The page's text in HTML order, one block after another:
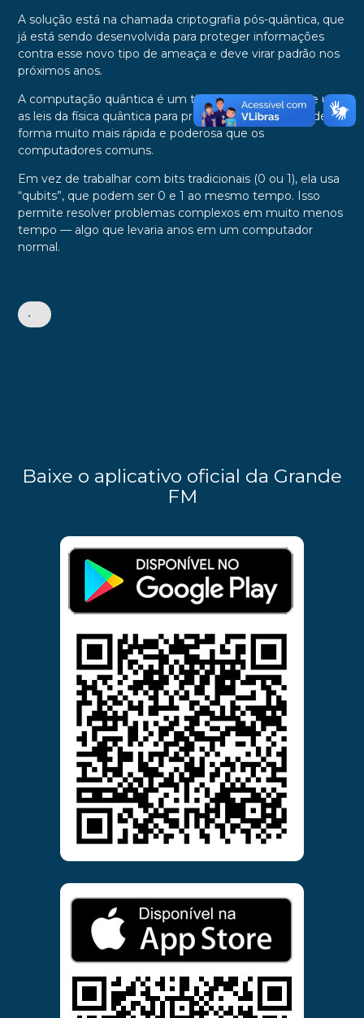
A solução está na chamada criptografia pós-quântica, que
já está sendo desenvolvida para proteger informações
contra esse novo tipo de ameaça e deve virar padrão nos
próximos anos.
A computação quântica é um tipo de tecnologia que usa
as leis da física quântica para processar informações de
forma muito mais rápida e poderosa que os
computadores comuns.
Em vez de trabalhar com bits tradicionais (0 ou 1), ela usa
“qubits”, que podem ser 0 e 1 ao mesmo tempo. Isso
permite resolver problemas complexos em muito menos
tempo — algo que levaria anos em um computador
normal.
•
Baixe o aplicativo oficial da Grande
FM